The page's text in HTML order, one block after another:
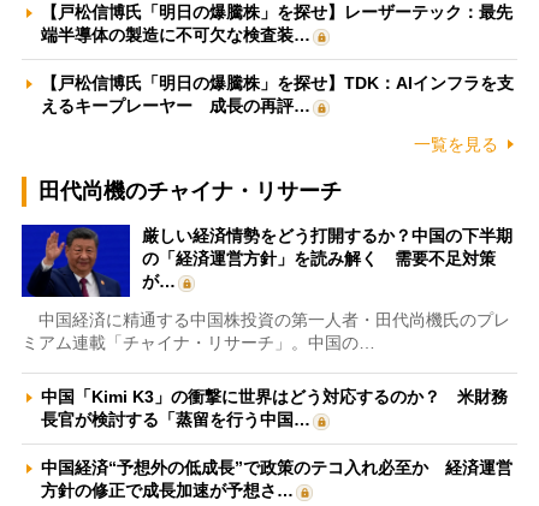
【戸松信博氏「明日の爆騰株」を探せ】レーザーテック：最先
端半導体の製造に不可欠な検査装…
【戸松信博氏「明日の爆騰株」を探せ】TDK：AIインフラを支
えるキープレーヤー 成長の再評…
一覧を見る
田代尚機のチャイナ・リサーチ
厳しい経済情勢をどう打開するか？中国の下半期
の「経済運営方針」を読み解く 需要不足対策
が…
中国経済に精通する中国株投資の第一人者・田代尚機氏のプレ
ミアム連載「チャイナ・リサーチ」。中国の…
中国「Kimi K3」の衝撃に世界はどう対応するのか？ 米財務
長官が検討する「蒸留を行う中国…
中国経済“予想外の低成長”で政策のテコ入れ必至か 経済運営
方針の修正で成長加速が予想さ…